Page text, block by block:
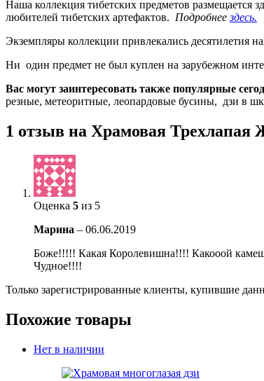
Наша коллекция тибетских предметов размещается
любителей тибетских артефактов. Подробнеездесь.
Экземпляры коллекции привлекались десятилетия
Ни один предмет не был куплен на зарубежном
Вас могут заинтересовать также популярные
резные, метеоритные, леопардовые бусины, дзи в
1 отзыв на Храмовая Трехлапая
Оценка 5 из 5
Марина – 06.06.2019
Боже!!!!! Какая Королевишна!!!! Какооой
Чудное!!!!
Только зарегистрированные клиенты, купившие
Похожие товары
Нет в наличии